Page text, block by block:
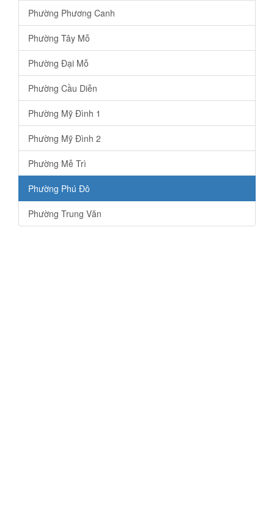
Phường Phương Canh
Phường Tây Mỗ
Phường Đại Mỗ
Phường Cầu Diễn
Phường Mỹ Đình 1
Phường Mỹ Đình 2
Phường Mễ Trì
Phường Phú Đô
Phường Trung Văn